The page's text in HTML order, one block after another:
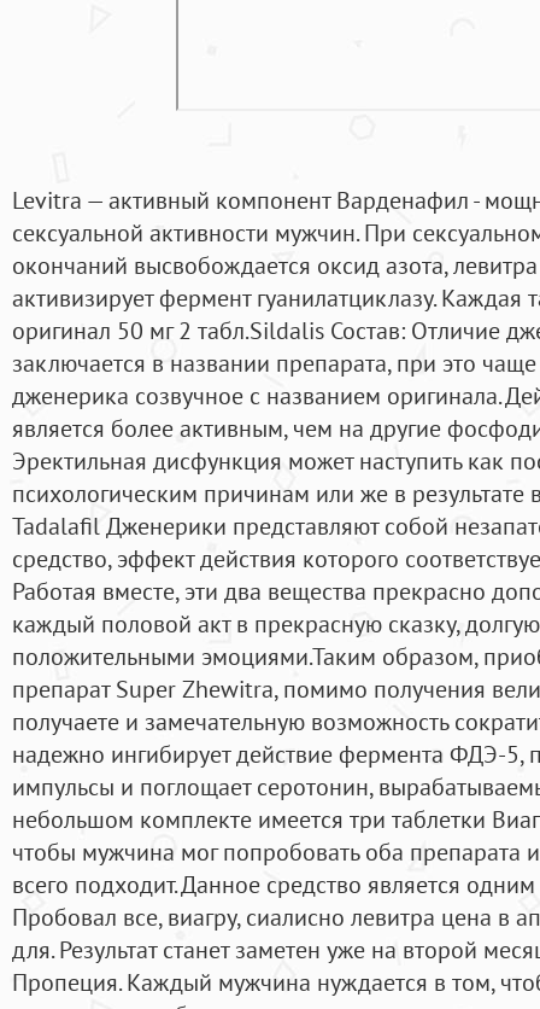
Levitra — активный компонент Варденафил -
сексуальной активности мужчин. При
окончаний высвобождается оксид азота,
активизирует фермент гуанилатциклазу. Каждая
оригинал 50 мг 2 табл.Sildalis Состав: Отличие
заключается в названии препарата, при это
дженерика созвучное с названием оригинала.
является более активным, чем на другие
Эректильная дисфункция может наступить как
психологическим причинам или же в результате
Tadalafil Дженерики представляют собой
средство, эффект действия которого
Работая вместе, эти два вещества прекрасно
каждый половой акт в прекрасную сказку,
положительными эмоциями.Таким образом,
препарат Super Zhewitra, помимо получения
получаете и замечательную возможность
надежно ингибирует действие фермента ФДЭ-5,
импульсы и поглощает серотонин,
небольшом комплекте имеется три таблетки
чтобы мужчина мог попробовать оба препарата
всего подходит. Данное средство является
Пробовал все, виагру, сиалисно левитра цена в
для. Результат станет заметен уже на второй
Пропеция. Каждый мужчина нуждается в том,